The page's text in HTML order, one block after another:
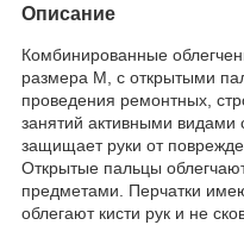
Описание
Комбинированные
размера M, с открытыми
проведения ремонтных,
занятий активными видами
защищает руки от
Открытые пальцы
предметами. Перчатки
облегают кисти рук и не